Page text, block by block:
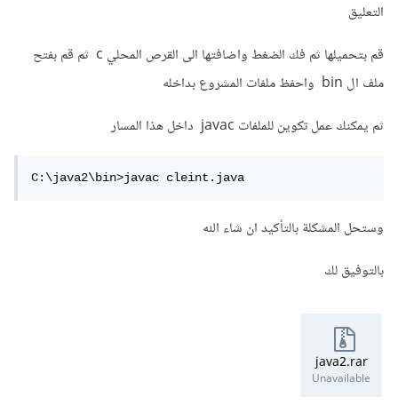
التعليق
قم بتحميلها ثم فك الضغط واضافتها الى القرص المحلي c ثم قم بفتح
ملف ال bin واحفظ ملفات المشروع بداخله
ثم يمكنك عمل تكوين للملفات javac داخل هذا المسار
C:\java2\bin>javac cleint.java
وستحل المشكلة بالتأكيد ان شاء الله
بالتوفيق لك
java2.rar
Unavailable